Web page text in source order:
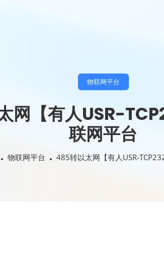
物联网平台
网【有人USR-
联网平台
物联网平台 485转以太网【有人USR-